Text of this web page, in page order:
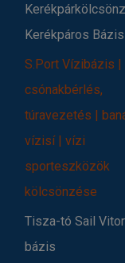
Kerékpáros Bázis
S.Port Vízibázis |
csónakbérlés,
túravezetés |
vízisí | vízi
sporteszközök
kölcsönzése
Tisza-tó Sail
bázis